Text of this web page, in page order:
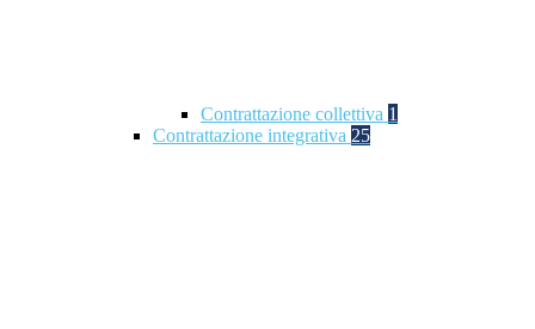
Contrattazione collettiva 1
Contrattazione integrativa 25